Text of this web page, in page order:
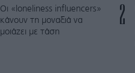
Οι «loneliness influencers»
κάνουν τη μοναξιά να
μοιάζει με τάση
2